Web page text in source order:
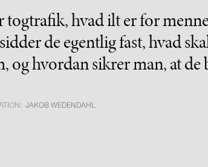
togtrafik, hvad ilt er for
de egentlig fast, hvad
og hvordan sikrer man, at de
JAKOB WEDENDAHL